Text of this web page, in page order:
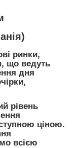
ринки,
що ведуть
дня
рівень
ціною.
всією